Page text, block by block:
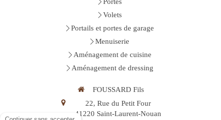
Volets
Portails et portes de garage
Menuiserie
Aménagement de cuisine
Aménagement de dressing
FOUSSARD Fils
22, Rue du Petit Four
41220 Saint-Laurent-Nouan